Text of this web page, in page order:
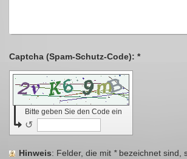
Captcha (Spam-Schutz-Code): *
Bitte geben Sie den Code ein
↺
Hinweis : Felder, die mit *bezeichnet sind,